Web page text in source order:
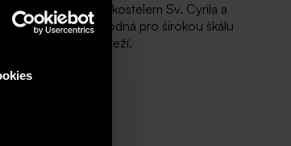
parkem a kostelem Sv. Cyrila a
vzdálenosti vhodná pro širokou škálu
Rohanského nábřeží.